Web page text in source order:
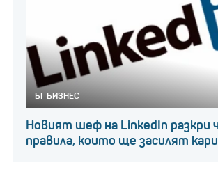
БГ БИЗНЕС
Новият шеф на LinkedIn разкри
правила, които ще засилят